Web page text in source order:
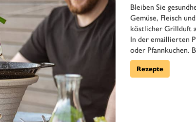
Bleiben Sie
Gemüse, Fleisch
köstlicher Grillduft
In der emaillierten
oder Pfannkuchen.
Rezepte